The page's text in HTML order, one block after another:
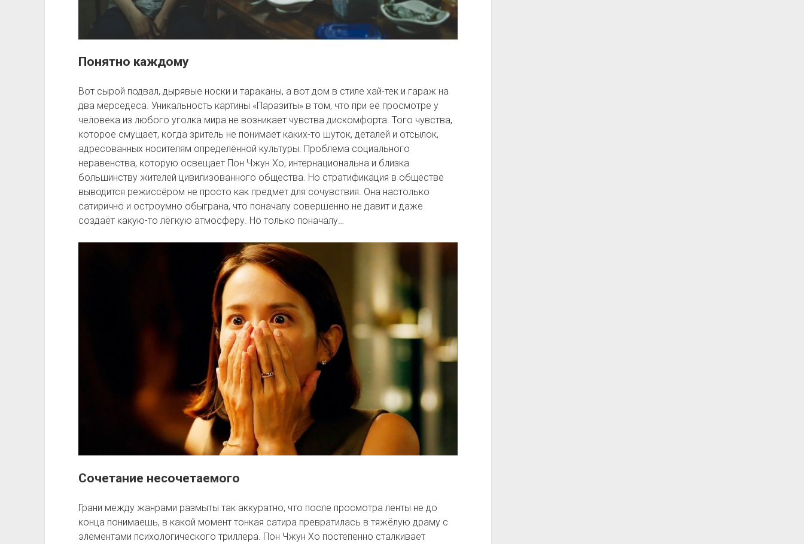
Понятно каждому
Вот сырой подвал, дырявые носки и тараканы, а вот дом в стиле хай-тек и гараж на
два мерседеса. Уникальность картины «Паразиты» в том, что при её просмотре у
человека из любого уголка мира не возникает чувства дискомфорта. Того чувства,
которое смущает, когда зритель не понимает каких-то шуток, деталей и отсылок,
адресованных носителям определённой культуры. Проблема социального
неравенства, которую освещает Пон Чжун Хо, интернациональна и близка
большинству жителей цивилизованного общества. Но стратификация в обществе
выводится режиссёром не просто как предмет для сочувствия. Она настолько
сатирично и остроумно обыграна, что поначалу совершенно не давит и даже
создаёт какую-то лёгкую атмосферу. Но только поначалу…
Сочетание несочетаемого
Грани между жанрами размыты так аккуратно, что после просмотра ленты не до
конца понимаешь, в какой момент тонкая сатира превратилась в тяжёлую драму с
элементами психологического триллера. Пон Чжун Хо постепенно сталкивает